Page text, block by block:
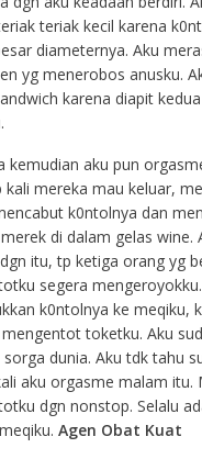
teriak kecil karena
diameternya. Aku
yg menerobos anusku.
karena diapit
kemudian aku pun
kali mereka mau keluar,
k0ntolnya dan
di dalam gelas wine.
itu, tp ketiga orang yg
segera
k0ntolnya ke meqiku,
toketku. Aku
dunia. Aku tdk tahu
aku orgasme malam itu.
dgn nonstop. Selalu
Agen Obat Kuat